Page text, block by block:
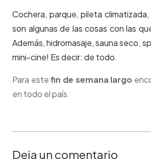
Cochera, parque, pileta climatizada,
son algunas de las cosas con las
Además, hidromasaje, sauna seco,
mini-cine! Es decir: de todo.
Para estefin de semana largo
en todo el país.
Deja un comentario